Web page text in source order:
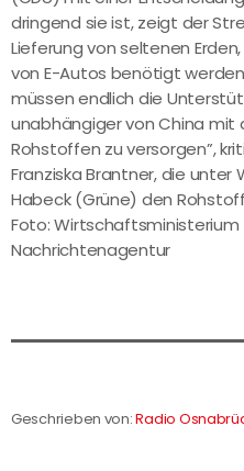
dringend sie ist, zeigt der
Lieferung von seltenen
von E-Autos benötigt
müssen endlich die
unabhängiger von China mit
Rohstoffen zu versorgen”,
Franziska Brantner, die
Habeck (Grüne) den
Foto: Wirtschaftsministerium
Nachrichtenagentur
Geschrieben von:Radio